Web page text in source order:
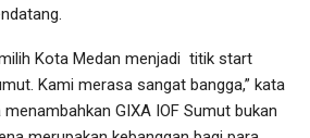
Kota Medan menjadi titik start
Kami merasa sangat bangga,” kata
GIXA IOF Sumut bukan